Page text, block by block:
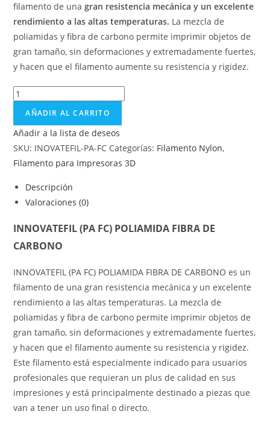
filamento de unagran resistencia mecánica y un excelente
rendimiento a las altas temperaturas. La mezcla de
poliamidas y fibra de carbono permite imprimir objetos de
gran tamaño, sin deformaciones y extremadamente fuertes,
y hacen que el filamento aumente su resistencia y rigidez.
AÑADIR AL CARRITO
Añadir a la lista de deseos
SKU: INOVATEFIL-PA-FC Categorías: Filamento Nylon,
Filamento para Impresoras 3D
Descripción
Valoraciones (0)
INNOVATEFIL (PA FC) POLIAMIDA FIBRA DE
CARBONO
INNOVATEFIL (PA FC) POLIAMIDA FIBRA DE CARBONO es un
filamento de una gran resistencia mecánica y un excelente
rendimiento a las altas temperaturas. La mezcla de
poliamidas y fibra de carbono permite imprimir objetos de
gran tamaño, sin deformaciones y extremadamente fuertes,
y hacen que el filamento aumente su resistencia y rigidez.
Este filamento está especialmente indicado para usuarios
profesionales que requieran un plus de calidad en sus
impresiones y está principalmente destinado a piezas que
van a tener un uso final o directo.